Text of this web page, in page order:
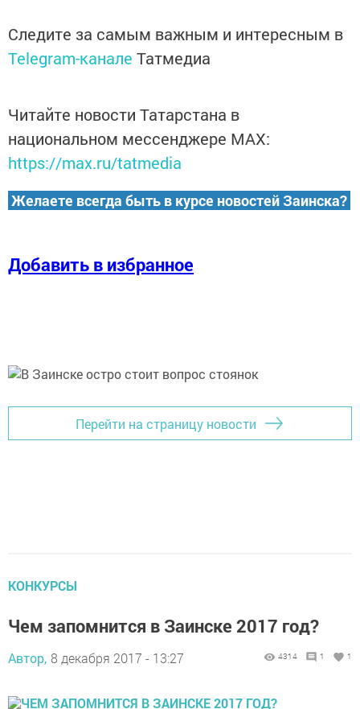
Следите за самым важным и интересным в
Telegram-канале Татмедиа
Читайте новости Татарстана в
национальном мессенджере MАХ:
https://max.ru/tatmedia
Желаете всегда быть в курсе новостей Заинска?
Добавить в избранное
Перейти на страницу новости
КОНКУРСЫ
Чем запомнится в Заинске 2017 год?
Автор, 8 декабря 2017 - 13:27 4314 1 1